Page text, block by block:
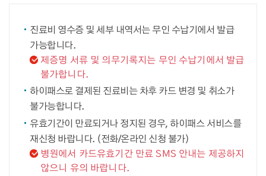
진료비 영수증 및 세부 내역서는 무인 수납기에서 발급
가능합니다.
제증명 서류 및 의무기록지는 무인 수납기에서 발급
불가합니다.
하이패스로 결제된 진료비는 차후 카드 변경 및 취소가
불가능합니다.
유효기간이 만료되거나 정지된 경우, 하이패스 서비스를
재신청 바랍니다. (전화/온라인 신청 불가)
병원에서 카드유효기간 만료 SMS 안내는 제공하지
않으니 유의 바랍니다.